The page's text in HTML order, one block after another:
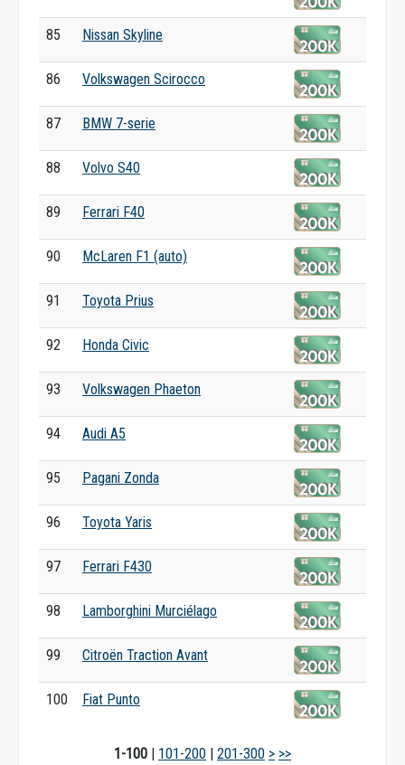
85 Nissan Skyline
86 Volkswagen Scirocco
87 BMW 7-serie
88 Volvo S40
89 Ferrari F40
90 McLaren F1 (auto)
91 Toyota Prius
92 Honda Civic
93 Volkswagen Phaeton
94 Audi A5
95 Pagani Zonda
96 Toyota Yaris
97 Ferrari F430
98 Lamborghini Murciélago
99 Citroën Traction Avant
100 Fiat Punto
1-100 | 101-200 | 201-300 > >>